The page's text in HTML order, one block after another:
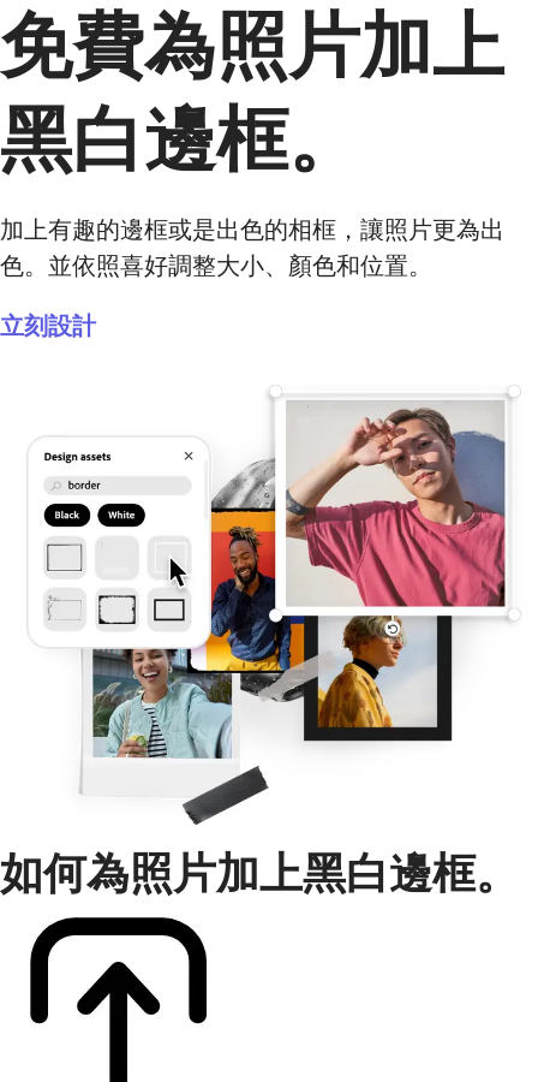
免費為照片加上
黑白邊框。
加上有趣的邊框或是出色的相框，讓照片更為出
色。並依照喜好調整大小、顏色和位置。
立刻設計
如何為照片加上黑白邊框。